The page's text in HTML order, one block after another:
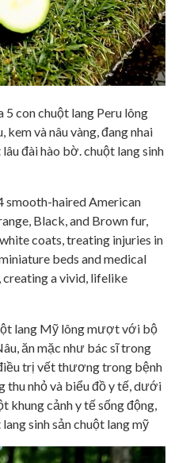
con chuột lang Peru lông
và nâu vàng, đang nhai
đài hào bờ. chuột lang sinh
lang Mỹ lông mượt với bộ
ăn mặc như bác sĩ trong
trị vết thương trong bệnh
thu nhỏ và biểu đồ y tế, dưới
khung cảnh y tế sống động,
sinh sản chuột lang mỹ